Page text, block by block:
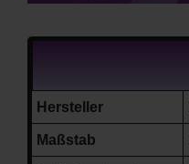
Hersteller
Maßstab